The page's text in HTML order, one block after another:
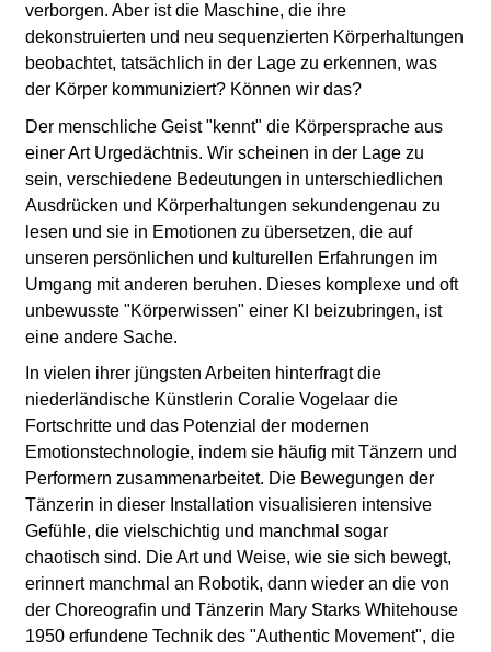
verborgen. Aber ist die Maschine, die ihre
dekonstruierten und neu sequenzierten Körperhaltungen
beobachtet, tatsächlich in der Lage zu erkennen, was
der Körper kommuniziert? Können wir das?
Der menschliche Geist "kennt" die Körpersprache aus
einer Art Urgedächtnis. Wir scheinen in der Lage zu
sein, verschiedene Bedeutungen in unterschiedlichen
Ausdrücken und Körperhaltungen sekundengenau zu
lesen und sie in Emotionen zu übersetzen, die auf
unseren persönlichen und kulturellen Erfahrungen im
Umgang mit anderen beruhen. Dieses komplexe und oft
unbewusste "Körperwissen" einer KI beizubringen, ist
eine andere Sache.
In vielen ihrer jüngsten Arbeiten hinterfragt die
niederländische Künstlerin Coralie Vogelaar die
Fortschritte und das Potenzial der modernen
Emotionstechnologie, indem sie häufig mit Tänzern und
Performern zusammenarbeitet. Die Bewegungen der
Tänzerin in dieser Installation visualisieren intensive
Gefühle, die vielschichtig und manchmal sogar
chaotisch sind. Die Art und Weise, wie sie sich bewegt,
erinnert manchmal an Robotik, dann wieder an die von
der Choreografin und Tänzerin Mary Starks Whitehouse
1950 erfundene Technik des "Authentic Movement", die